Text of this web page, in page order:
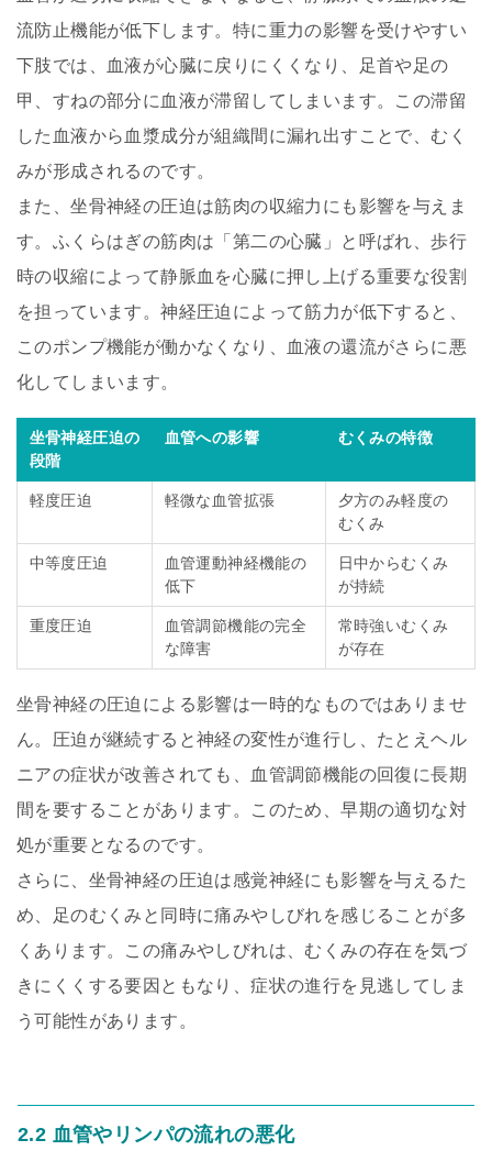
流防止機能が低下します。特に重力の影響を受けやすい
下肢では、血液が心臓に戻りにくくなり、足首や足の
甲、すねの部分に血液が滞留してしまいます。この滞留
した血液から血漿成分が組織間に漏れ出すことで、むく
みが形成されるのです。
また、坐骨神経の圧迫は筋肉の収縮力にも影響を与えま
す。ふくらはぎの筋肉は「第二の心臓」と呼ばれ、歩行
時の収縮によって静脈血を心臓に押し上げる重要な役割
を担っています。神経圧迫によって筋力が低下すると、
このポンプ機能が働かなくなり、血液の還流がさらに悪
化してしまいます。
坐骨神経圧迫の
段階
血管への影響 むくみの特徴
軽度圧迫 軽微な血管拡張
夕方のみ軽度の
むくみ
中等度圧迫
血管運動神経機能の
低下
日中からむくみ
が持続
重度圧迫
血管調節機能の完全
な障害
常時強いむくみ
が存在
坐骨神経の圧迫による影響は一時的なものではありませ
ん。圧迫が継続すると神経の変性が進行し、たとえヘル
ニアの症状が改善されても、血管調節機能の回復に長期
間を要することがあります。このため、早期の適切な対
処が重要となるのです。
さらに、坐骨神経の圧迫は感覚神経にも影響を与えるた
め、足のむくみと同時に痛みやしびれを感じることが多
くあります。この痛みやしびれは、むくみの存在を気づ
きにくくする要因ともなり、症状の進行を見逃してしま
う可能性があります。
2.2 血管やリンパの流れの悪化